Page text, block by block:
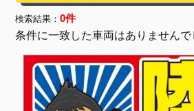
検索結果：0件
条件に一致した車両はありませんで